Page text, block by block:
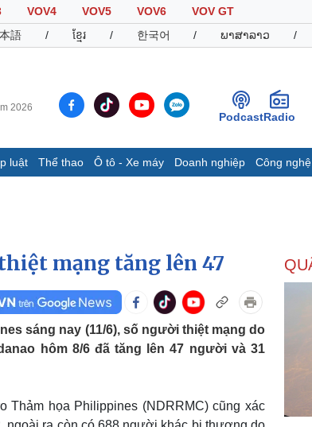
VOV4 VOV5 VOV6
VOV GT
語 / ខ្មែរ / 한국어 / ພາສາລາວ /
2026
PodcastRadio
luật Thể thao Ô tô - Xe máy Doanh nghiệp Công nghệ
Infographic
Ô tô - Xe máy
Ô tô
Doanh nghiệp
Thông tin doanh
Doanh nghiệp
Vì cộng đồng
mạng tăng lên 47
sáng nay (11/6), số người thiệt mạng do
hôm 8/6 đã tăng lên 47 người và 31
Thảm họa Philippines (NDRRMC) cũng xác